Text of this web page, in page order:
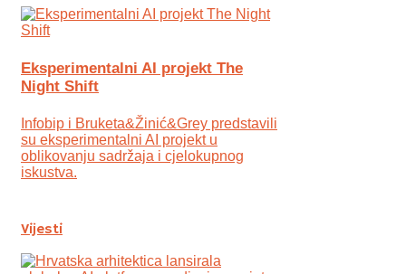
Eksperimentalni AI projekt The
Night Shift
Infobip i Bruketa&Žinić&Grey predstavili
su eksperimentalni AI projekt u
oblikovanju sadržaja i cjelokupnog
iskustva.
Vijesti